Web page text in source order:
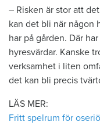
– Risken är stor att
kan det bli när någon
har på gården. Där
hyresvärdar. Kanske
verksamhet i liten
det kan bli precis
LÄS MER:
Fritt spelrum för